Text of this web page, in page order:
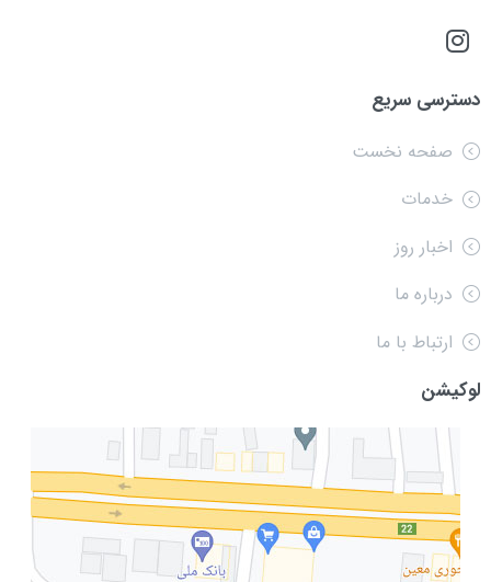
دسترسی سریع
صفحه نخست
خدمات
اخبار روز
درباره ما
ارتباط با ما
لوکیشن